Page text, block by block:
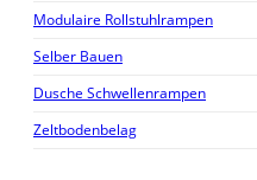
Modulaire Rollstuhlrampen
Selber Bauen
Dusche Schwellenrampen
Zeltbodenbelag